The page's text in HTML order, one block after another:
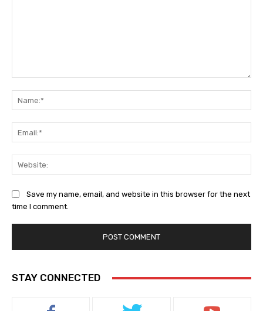
Save my name, email, and website in this browser for the next
time I comment.
STAY CONNECTED